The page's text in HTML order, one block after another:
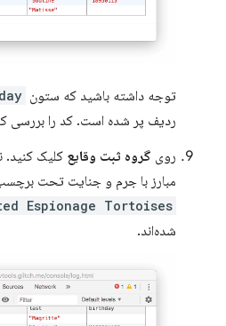
توجه داشته باشید که ستون
ردیف پر شده است. کد را بررسی
روی گروه ثبت وقایع
مبارز با جرم و جنایت تحت
Espionage Tortoises
شده‌اند.